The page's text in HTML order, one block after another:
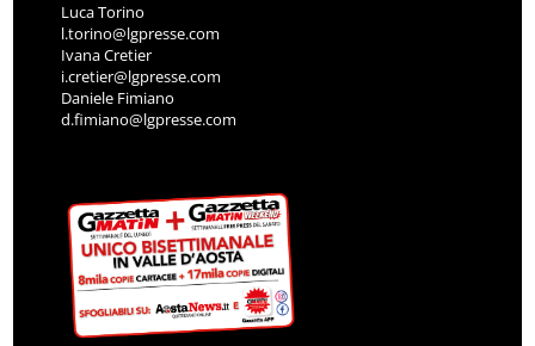
Luca Torino
l.torino@lgpresse.com
Ivana Cretier
i.cretier@lgpresse.com
Daniele Fimiano
d.fimiano@lgpresse.com